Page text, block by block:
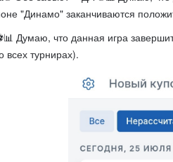
"Динамо" заканчиваются
Думаю, что данная игра
всех турнирах).